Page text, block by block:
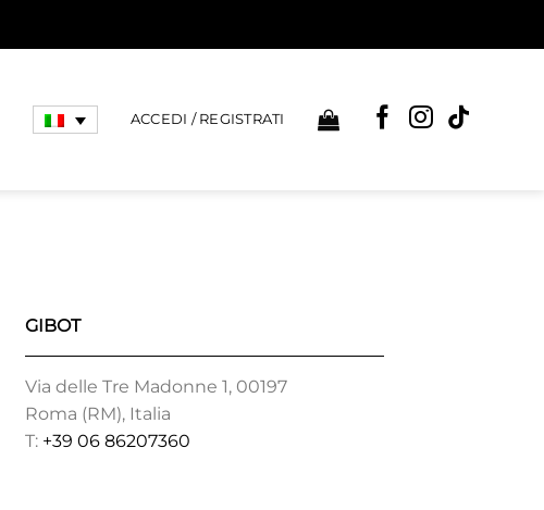
ACCEDI / REGISTRATI
GIBOT
Via delle Tre Madonne 1, 00197
Roma (RM), Italia
T: +39 06 86207360